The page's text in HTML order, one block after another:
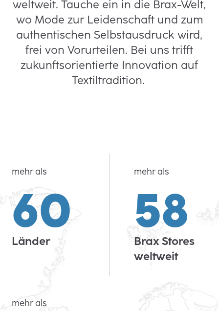
weltweit. Tauche ein in die Brax-Welt,
wo Mode zur Leidenschaft und zum
authentischen Selbstausdruck wird,
frei von Vorurteilen. Bei uns trifft
zukunftsorientierte Innovation auf
Textiltradition.
mehr als
60
Länder
mehr als
58
Brax Stores
weltweit
mehr als